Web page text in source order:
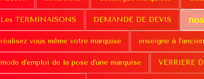
Les TERMINAISONS DEMANDE DE DEVIS
réalisez vous même votre marquise enseigne à
mode d'emploi de la pose d'une marquise VERRIERE